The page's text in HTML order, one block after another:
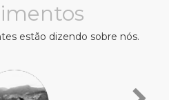
estão dizendo sobre nós.